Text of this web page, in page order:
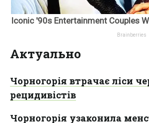
Актуально
Чорногорія втрачає ліси
рецидивістів
Чорногорія узаконила